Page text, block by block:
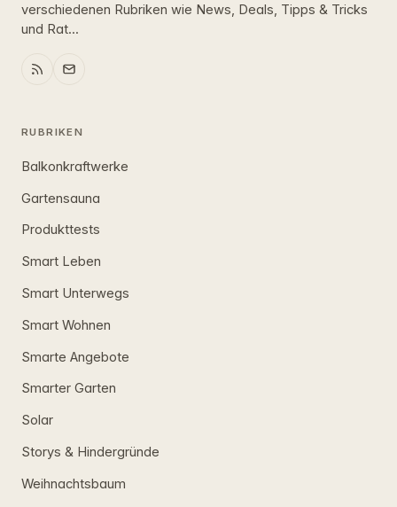
verschiedenen Rubriken wie News, Deals, Tipps & Tricks
und Rat...
RUBRIKEN
Balkonkraftwerke
Gartensauna
Produkttests
Smart Leben
Smart Unterwegs
Smart Wohnen
Smarte Angebote
Smarter Garten
Solar
Storys & Hindergründe
Weihnachtsbaum